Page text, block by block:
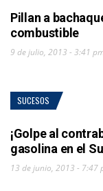
Pillan a
combustible
9 de julio, 2013 - 3:41
SUCESOS
¡Golpe al
gasolina en el
13 de junio, 2013 - 7:47